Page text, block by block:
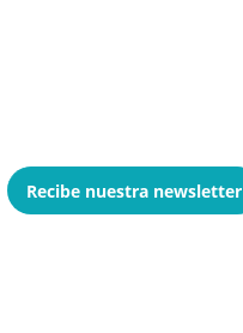
Recibe nuestra newsletter